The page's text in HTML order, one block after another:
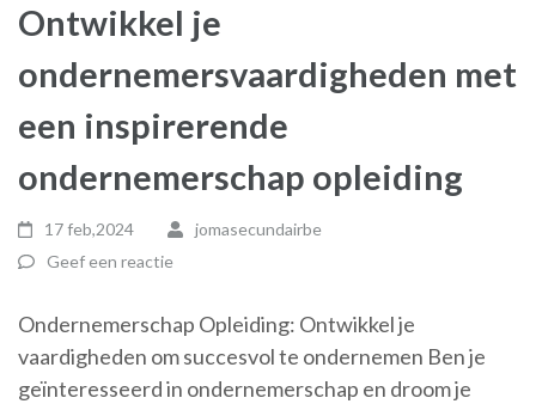
Ontwikkel je
ondernemersvaardigheden met
een inspirerende
ondernemerschap opleiding
17 feb,2024
jomasecundairbe
Geef een reactie
Ondernemerschap Opleiding: Ontwikkel je
vaardigheden om succesvol te ondernemen Ben je
geïnteresseerd in ondernemerschap en droom je